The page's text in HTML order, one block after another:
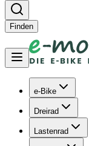
Finden
e-Bike
Dreirad
Lastenrad